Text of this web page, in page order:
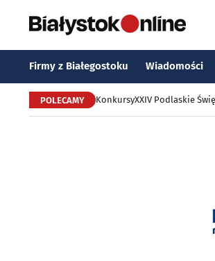
Firmy z Białegostoku Wiadomości
POLECAMY KonkursyXXIV Podlaskie